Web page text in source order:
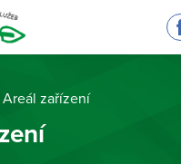
Areál zařízení